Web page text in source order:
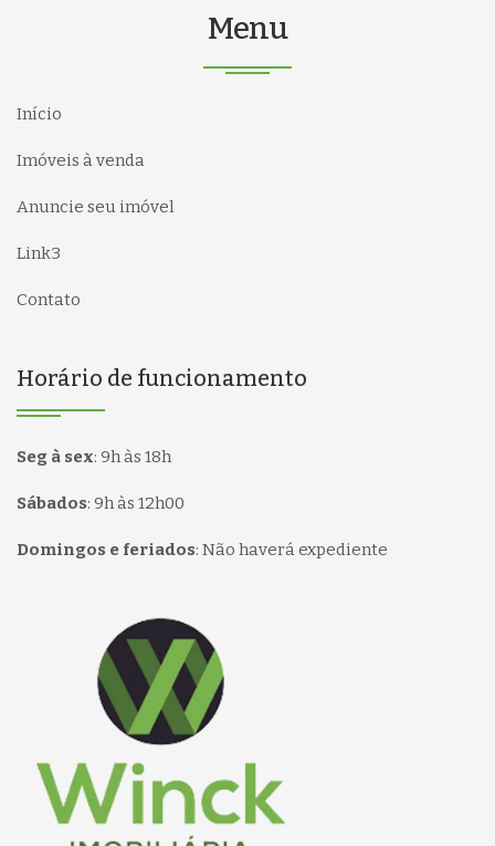
Menu
Início
Imóveis à venda
Anuncie seu imóvel
Link3
Contato
Horário de funcionamento
Seg à sex: 9h às 18h
Sábados: 9h às 12h00
Domingos e feriados: Não haverá expediente
Página inicial